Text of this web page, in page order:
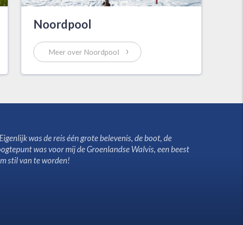
Noordpool
Meer over Noordpool ›
was de reis één grote belevenis, de boot, de
was voor mij de Groenlandse Walvis, een beest
stil van te worden!